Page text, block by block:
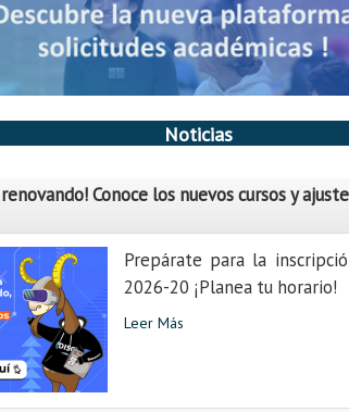
Noticias
Conoce los nuevos cursos y
Prepárate para la
2026-20 ¡Planea tu horario!
Leer Más